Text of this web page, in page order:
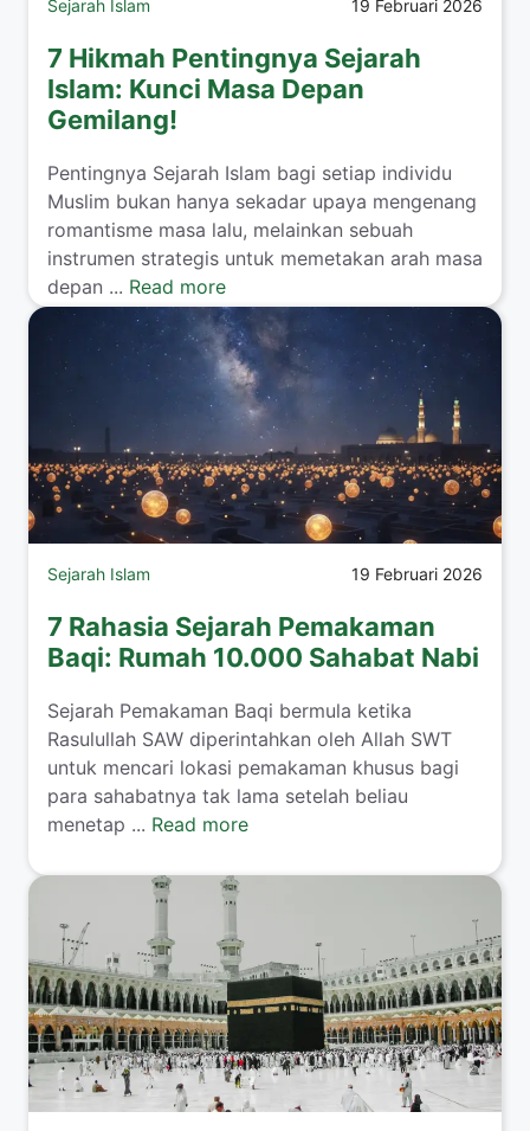
Sejarah Islam 19 Februari 2026
7 Hikmah Pentingnya Sejarah
Islam: Kunci Masa Depan
Gemilang!
Pentingnya Sejarah Islam bagi setiap individu
Muslim bukan hanya sekadar upaya mengenang
romantisme masa lalu, melainkan sebuah
instrumen strategis untuk memetakan arah masa
depan ... Read more
Sejarah Islam 19 Februari 2026
7 Rahasia Sejarah Pemakaman
Baqi: Rumah 10.000 Sahabat Nabi
Sejarah Pemakaman Baqi bermula ketika
Rasulullah SAW diperintahkan oleh Allah SWT
untuk mencari lokasi pemakaman khusus bagi
para sahabatnya tak lama setelah beliau
menetap ... Read more